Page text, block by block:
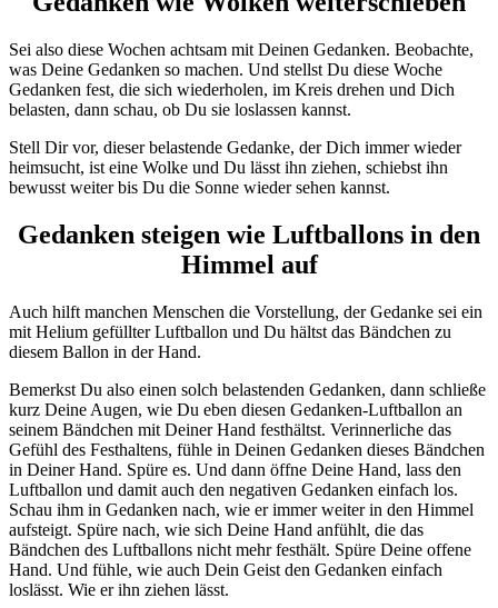
Sei also diese Wochen achtsam mit Deinen Gedanken. Beobachte,
was Deine Gedanken so machen. Und stellst Du diese Woche
Gedanken fest, die sich wiederholen, im Kreis drehen und Dich
belasten, dann schau, ob Du sie loslassen kannst.
Stell Dir vor, dieser belastende Gedanke, der Dich immer wieder
heimsucht, ist eine Wolke und Du lässt ihn ziehen, schiebst ihn
bewusst weiter bis Du die Sonne wieder sehen kannst.
Gedanken steigen wie Luftballons in den
Himmel auf
Auch hilft manchen Menschen die Vorstellung, der Gedanke sei ein
mit Helium gefüllter Luftballon und Du hältst das Bändchen zu
diesem Ballon in der Hand.
Bemerkst Du also einen solch belastenden Gedanken, dann schließe
kurz Deine Augen, wie Du eben diesen Gedanken-Luftballon an
seinem Bändchen mit Deiner Hand festhältst. Verinnerliche das
Gefühl des Festhaltens, fühle in Deinen Gedanken dieses Bändchen
in Deiner Hand. Spüre es. Und dann öffne Deine Hand, lass den
Luftballon und damit auch den negativen Gedanken einfach los.
Schau ihm in Gedanken nach, wie er immer weiter in den Himmel
aufsteigt. Spüre nach, wie sich Deine Hand anfühlt, die das
Bändchen des Luftballons nicht mehr festhält. Spüre Deine offene
Hand. Und fühle, wie auch Dein Geist den Gedanken einfach
loslässt. Wie er ihn ziehen lässt.